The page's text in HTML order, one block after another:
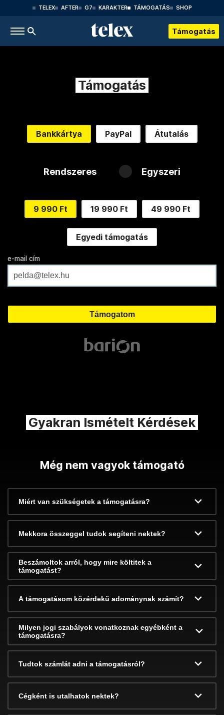
TELEX AFTER G7 KARAKTER TÁMOGATÁS SHOP
Támogatás
Támogatás
Bankkártya PayPal Átutalás
Rendszeres Egyszeri
9 990 Ft 19 990 Ft 49 990 Ft
Egyedi támogatás
e-mail cím
Gyakran Ismételt Kérdések
Még nem vagyok támogató
Miért van szükségetek a támogatásra?
Mekkora összeggel tudok segíteni nektek?
Beszámoltok arról, hogy mire költitek a
támogatást?
A támogatásom közérdekű adománynak számít?
Milyen jogi szabályok vonatkoznak egyébként a
támogatásra?
Tudtok számlát adni a támogatásról?
Cégként is utalhatok nektek?